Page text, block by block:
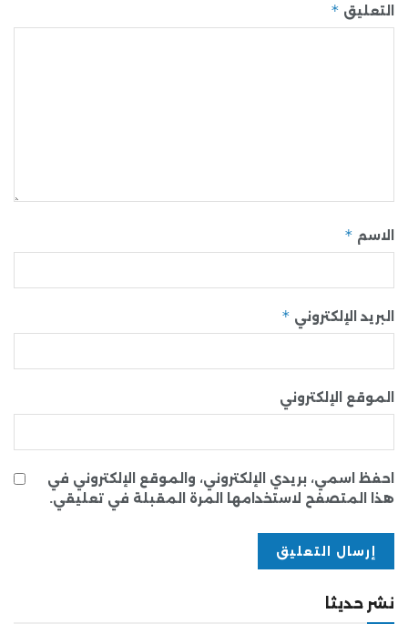
التعليق *
الاسم *
البريد الإلكتروني *
الموقع الإلكتروني
احفظ اسمي، بريدي الإلكتروني، والموقع الإلكتروني في
هذا المتصفح لاستخدامها المرة المقبلة في تعليقي.
نشر حديثا